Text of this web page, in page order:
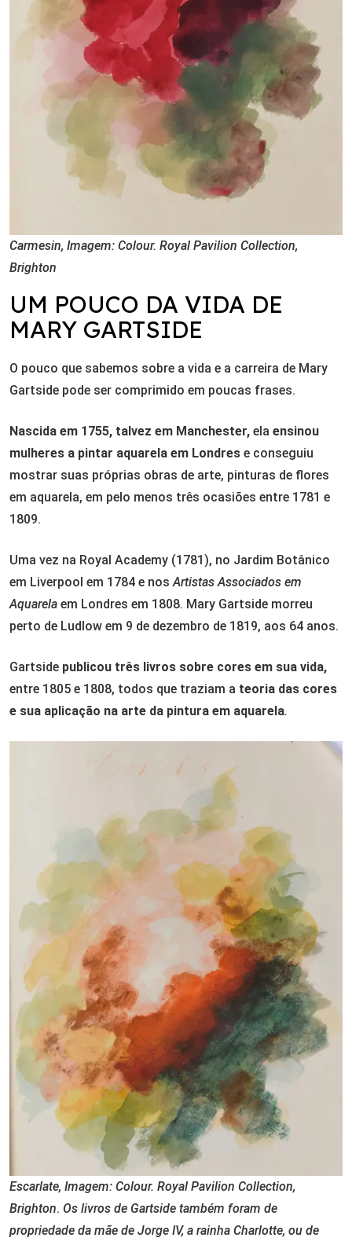
Carmesin, Imagem: Colour. Royal Pavilion Collection,
Brighton
UM POUCO DA VIDA DE
MARY GARTSIDE
O pouco que sabemos sobre a vida e a carreira de Mary
Gartside pode ser comprimido em poucas frases.
Nascida em 1755, talvez em Manchester, ela ensinou
mulheres a pintar aquarela em Londres e conseguiu
mostrar suas próprias obras de arte, pinturas de flores
em aquarela, em pelo menos três ocasiões entre 1781 e
1809.
Uma vez na Royal Academy (1781), no Jardim Botânico
em Liverpool em 1784 e nosArtistas Associados em
Aquarela em Londres em 1808. Mary Gartside morreu
perto de Ludlow em 9 de dezembro de 1819, aos 64 anos.
Gartside publicou três livros sobre cores em sua vida,
entre 1805 e 1808, todos que traziam a teoria das cores
e sua aplicação na arte da pintura em aquarela.
Escarlate, Imagem: Colour. Royal Pavilion Collection,
Brighton. Os livros de Gartside também foram de
propriedade da mãe de Jorge IV, a rainha Charlotte, ou de